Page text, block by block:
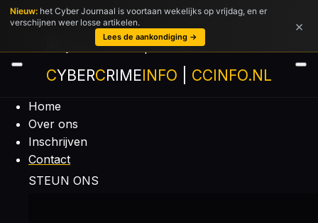
Ga
naar
de
CYBERCRIMEINFO CCINFO.NL
Home
Over ons
Inschrijven
Contact
STEUN ONS
Nieuw: het Cyber Journaal is voortaan wekelijks op vrijdag, en er
verschijnen weer losse artikelen.
Lees de aankondiging →
×